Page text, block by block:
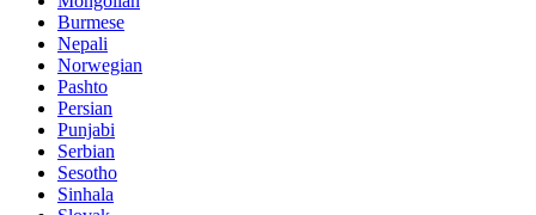
Burmese
Nepali
Norwegian
Pashto
Persian
Punjabi
Serbian
Sesotho
Sinhala